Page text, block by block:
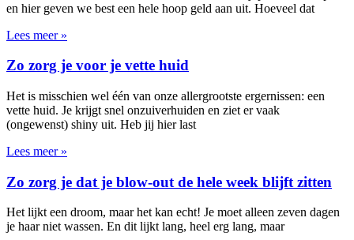
en hier geven we best een hele hoop geld aan uit. Hoeveel dat
Lees meer »
Zo zorg je voor je vette huid
Het is misschien wel één van onze allergrootste ergernissen: een
vette huid. Je krijgt snel onzuiverhuiden en ziet er vaak
(ongewenst) shiny uit. Heb jij hier last
Lees meer »
Zo zorg je dat je blow-out de hele week blijft zitten
Het lijkt een droom, maar het kan echt! Je moet alleen zeven dagen
je haar niet wassen. En dit lijkt lang, heel erg lang, maar